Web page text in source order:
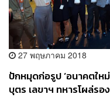
27 พฤษภาคม 2018
ปักหมุดก่อรูป ‘อนาคตให
บุตร เลขาฯ ทหารโผล่ร